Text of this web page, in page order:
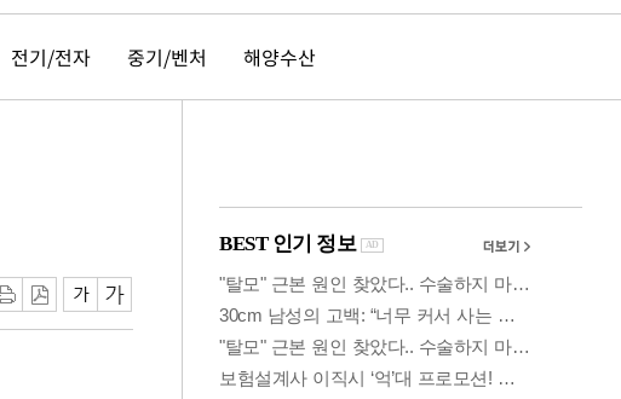
전기/전자 중기/벤처 해양수산